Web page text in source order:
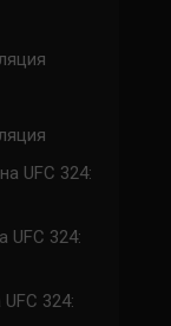
UFC 324:
UFC 324:
324: